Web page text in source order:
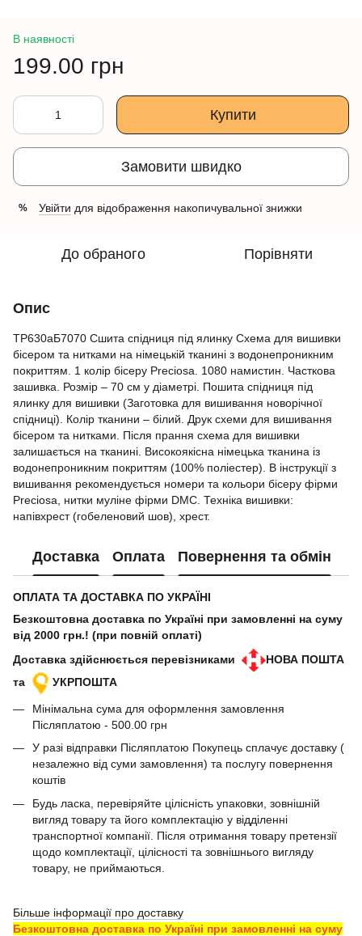
В наявності
199.00 грн
Купити
Замовити швидко
% Увійти для відображення накопичувальної знижки
До обраного Порівняти
Опис
ТР630аБ7070 Сшита спідниця під ялинку Схема для вишивки
бісером та нитками на німецькій тканині з водонепроникним
покриттям. 1 колір бісеру Preciosa. 1080 намистин. Часткова
зашивка. Розмір – 70 см у діаметрі. Пошита спідниця під
ялинку для вишивки (Заготовка для вишивання новорічної
спідниці). Колір тканини – білий. Друк схеми для вишивання
бісером та нитками. Після прання схема для вишивки
залишається на тканині. Високоякісна німецька тканина із
водонепроникним покриттям (100% поліестер). В інструкції з
вишивання рекомендується номери та кольори бісеру фірми
Preciosa, нитки муліне фірми DMC. Техніка вишивки:
напівхрест (гобеленовий шов), хрест.
Доставка Оплата Повернення та обмін
ОПЛАТА ТА ДОСТАВКА ПО УКРАЇНІ
Безкоштовна доставка по Україні при замовленні на суму
від 2000 грн.! (при повній оплаті)
Доставка здійснюється перевізниками
НОВА ПОШТА
та
УКРПОШТА
Мінімальна сума для оформлення замовлення
Післяплатою - 500.00 грн
У разі відправки Післяплатою Покупець сплачує доставку (
незалежно від суми замовлення) та послугу повернення
коштів
Будь ласка, перевіряйте цілісність упаковки, зовнішній
вигляд товару та його комплектацію у відділенні
транспортної компанії. Після отримання товару претензії
щодо комплектації, цілісності та зовнішнього вигляду
товару, не приймаються.
Більше інформації про доставку
Безкоштовна доставка по Україні при замовленні на суму